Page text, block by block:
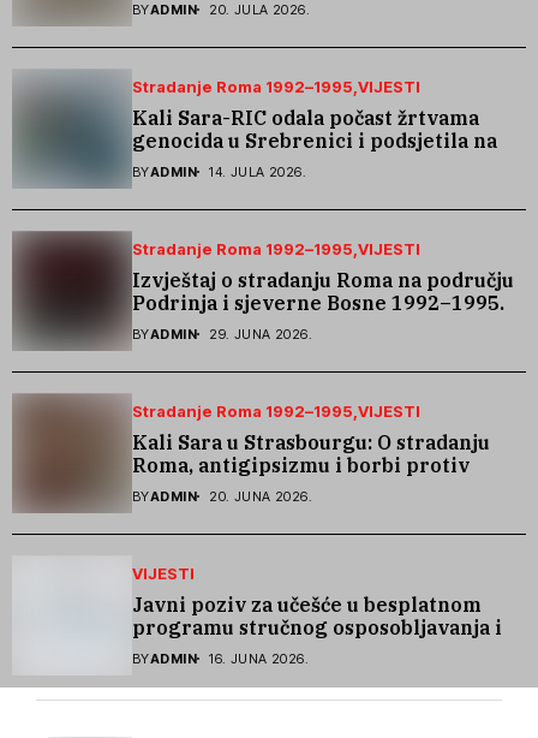
BYADMIN 20. JULA 2026.
Stradanje Roma 1992–1995 VIJESTI
Kali Sara-RIC odala počast žrtvama
genocida u Srebrenici i podsjetila na
stradanje Roma iz Skočića
BYADMIN 14. JULA 2026.
Stradanje Roma 1992–1995 VIJESTI
Izvještaj o stradanju Roma na području
Podrinja i sjeverne Bosne 1992–1995.
godine
BYADMIN 29. JUNA 2026.
Stradanje Roma 1992–1995 VIJESTI
Kali Sara u Strasbourgu: O stradanju
Roma, antigipsizmu i borbi protiv
govora mržnje
BYADMIN 20. JUNA 2026.
VIJESTI
Javni poziv za učešće u besplatnom
programu stručnog osposobljavanja i
podrške pri zapošljavanju
BYADMIN 16. JUNA 2026.